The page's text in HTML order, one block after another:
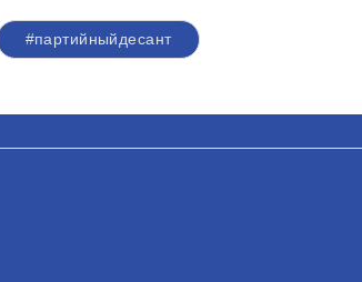
#партийныйдесант